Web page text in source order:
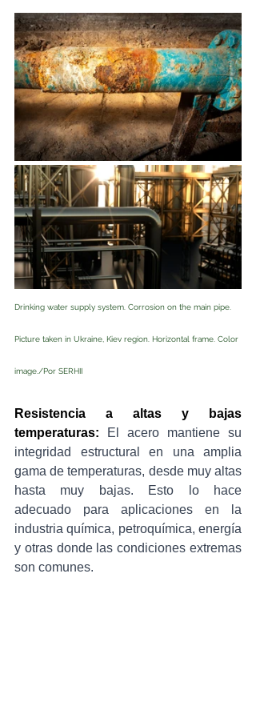
Drinking water supply system. Corrosion on the main pipe.
Picture taken in Ukraine, Kiev region. Horizontal frame. Color
image./Por SERHII
Resistencia a altas y bajas
temperaturas: El acero mantiene su
integridad estructural en una amplia
gama de temperaturas, desde muy altas
hasta muy bajas. Esto lo hace
adecuado para aplicaciones en la
industria química, petroquímica, energía
y otras donde las condiciones extremas
son comunes.